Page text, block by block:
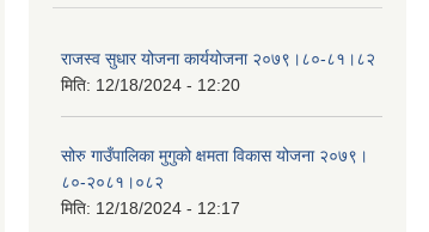
राजस्व सुधार योजना कार्ययोजना २०७९।८०-८१।८२
मिति: 12/18/2024 - 12:20
सोरु गाउँपालिका मुगुको क्षमता विकास योजना २०७९।
८०-२०८१।०८२
मिति: 12/18/2024 - 12:17